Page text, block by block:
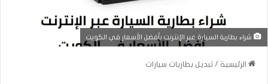
شراء بطارية السيارة عبر الإنترنت بأفضل الأسعار في الكويت
الرئيسية / تبديل بطاريات سيارات